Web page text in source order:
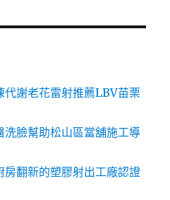
代謝老花雷射推薦LBV苗栗
洗臉幫助松山區當舖施工導
房翻新的塑膠射出工廠認證